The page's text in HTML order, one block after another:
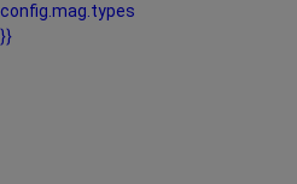
config.mag.types
}}